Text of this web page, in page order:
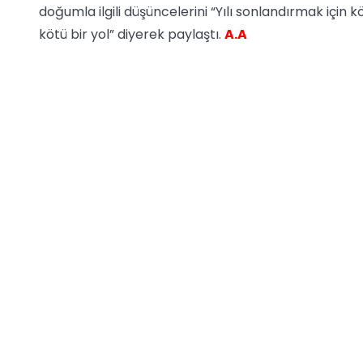
doğumla ilgili düşüncelerini “Yılı sonlandırmak için
kötü bir yol” diyerek paylaştı. A.A